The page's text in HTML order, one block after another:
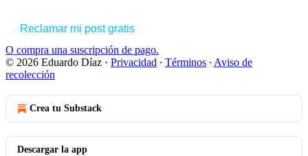
Reclamar mi post gratis
O compra una suscripción de pago.
© 2026 Eduardo Díaz · Privacidad ∙ Términos ∙ Aviso de
recolección
Crea tu Substack
Descargar la app